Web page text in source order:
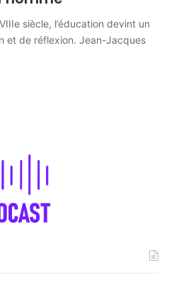
siècle, l’éducation devint un
et de réflexion. Jean-Jacques